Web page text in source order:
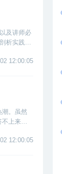
及讲师必
析实践案
12:00:05
。虽然
上来。
12:00:05